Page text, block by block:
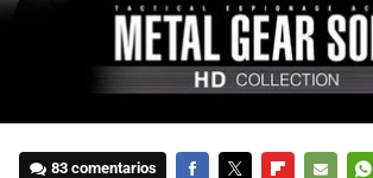
83 comentarios